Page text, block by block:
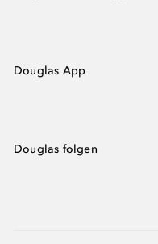
Douglas App
Douglas folgen